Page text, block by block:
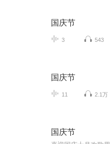
国庆节
3 543
国庆节
11 2.1万
国庆节